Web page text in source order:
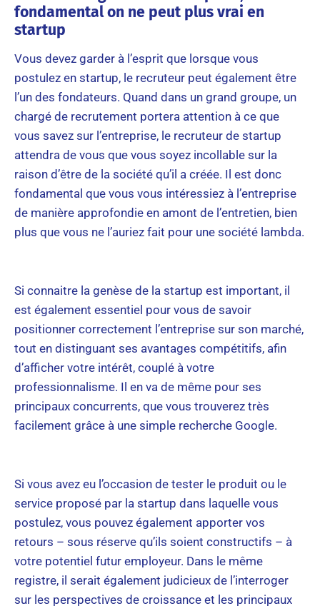
fondamental on ne peut plus vrai en
startup
Vous devez garder à l’esprit que lorsque vous
postulez en startup, le recruteur peut également être
l’un des fondateurs. Quand dans un grand groupe, un
chargé de recrutement portera attention à ce que
vous savez sur l’entreprise, le recruteur de startup
attendra de vous que vous soyez incollable sur la
raison d’être de la société qu’il a créée. Il est donc
fondamental que vous vous intéressiez à l’entreprise
de manière approfondie en amont de l’entretien, bien
plus que vous ne l’auriez fait pour une société lambda.
Si connaitre la genèse de la startup est important, il
est également essentiel pour vous de savoir
positionner correctement l’entreprise sur son marché,
tout en distinguant ses avantages compétitifs, afin
d’afficher votre intérêt, couplé à votre
professionnalisme. Il en va de même pour ses
principaux concurrents, que vous trouverez très
facilement grâce à une simple recherche Google.
Si vous avez eu l’occasion de tester le produit ou le
service proposé par la startup dans laquelle vous
postulez, vous pouvez également apporter vos
retours – sous réserve qu’ils soient constructifs – à
votre potentiel futur employeur. Dans le même
registre, il serait également judicieux de l’interroger
sur les perspectives de croissance et les principaux